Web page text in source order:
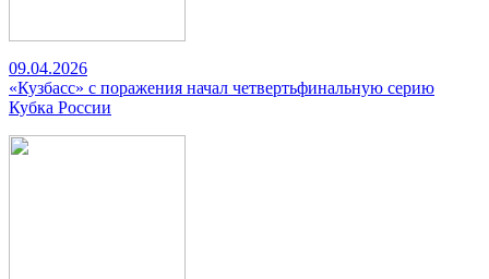
09.04.2026
«Кузбасс» с поражения начал четвертьфинальную серию
Кубка России